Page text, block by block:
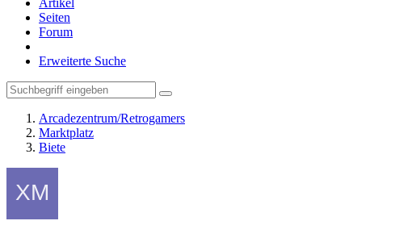
Artikel
Seiten
Forum
Erweiterte Suche
Arcadezentrum/Retrogamers
Marktplatz
Biete